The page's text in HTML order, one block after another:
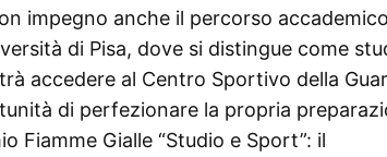
impegno anche il percorso
di Pisa, dove si distingue come
accedere al Centro Sportivo della
di perfezionare la propria
Fiamme Gialle “Studio e Sport”: il